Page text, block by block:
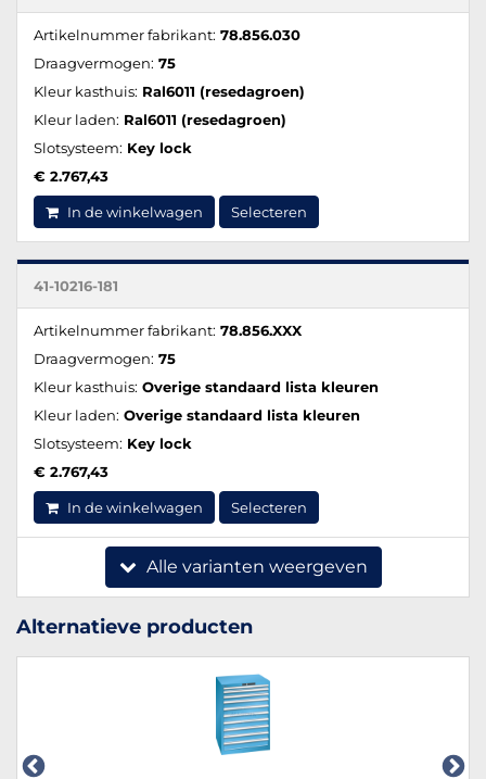
Artikelnummer fabrikant: 78.856.030
Draagvermogen: 75
Kleur kasthuis: Ral6011 (resedagroen)
Kleur laden: Ral6011 (resedagroen)
Slotsysteem: Key lock
€ 2.767,43
In de winkelwagen Selecteren
41-10216-181
Artikelnummer fabrikant: 78.856.XXX
Draagvermogen: 75
Kleur kasthuis: Overige standaard lista kleuren
Kleur laden: Overige standaard lista kleuren
Slotsysteem: Key lock
€ 2.767,43
In de winkelwagen Selecteren
Alle varianten weergeven
Alternatieve producten